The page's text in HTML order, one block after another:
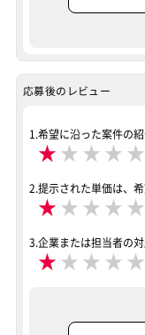
40歳
テクノロジー
応募後のレビュー
1.希望に沿った案件の
★ ★ ★ ★ ★
2.提示された単価は、
★ ★ ★ ★ ★
3.企業または担当者の
★ ★ ★ ★ ★